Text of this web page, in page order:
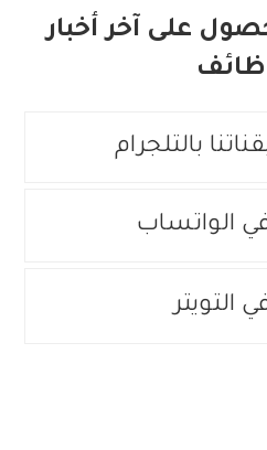
على آخر أخبار
بالتلجرام
الواتساب
التويتر